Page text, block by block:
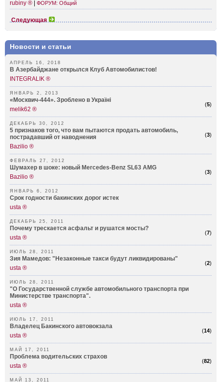
rubiny ® ФОРУМ: Общий
Следующая
Новости и статьи
АПРЕЛЬ 16, 2018
В Азербайджане открылся Клуб Автомобилистов!
INTEGRALIK ®
ЯНВАРЬ 2, 2013
(5)
«Москвич-444». Зроблено в Українi
melik62 ®
ДЕКАБРЬ 30, 2012
(3)
5 признаков того, что вам пытаются продать автомобиль,
пострадавший от наводнения
Bazilio ®
ФЕВРАЛЬ 27, 2012
(3)
Шумахер в шоке: новый Mercedes-Benz SL63 AMG
Bazilio ®
ЯНВАРЬ 6, 2012
Срок годности бакинских дорог истек
usta ®
ДЕКАБРЬ 25, 2011
(7)
Почему трескается асфальт и рушатся мосты?
usta ®
ИЮЛЬ 28, 2011
(2)
Зия Мамедов: "Незаконные такси будут ликвидированы"
usta ®
ИЮЛЬ 28, 2011
"О Государственной службе автомобильного транспорта при
Министерстве транспорта".
usta ®
ИЮЛЬ 17, 2011
(14)
Владелец Бакинского автовокзала
usta ®
МАЙ 17, 2011
(82)
Проблема водительских страхов
usta ®
МАЙ 13, 2011